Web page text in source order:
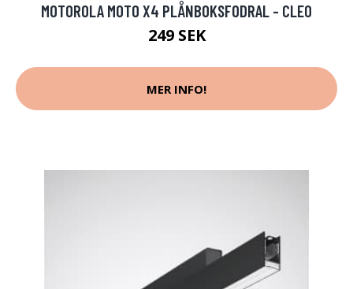
MOTOROLA MOTO X4 PLÅNBOKSFODRAL - CLEO
249 SEK
MER INFO!